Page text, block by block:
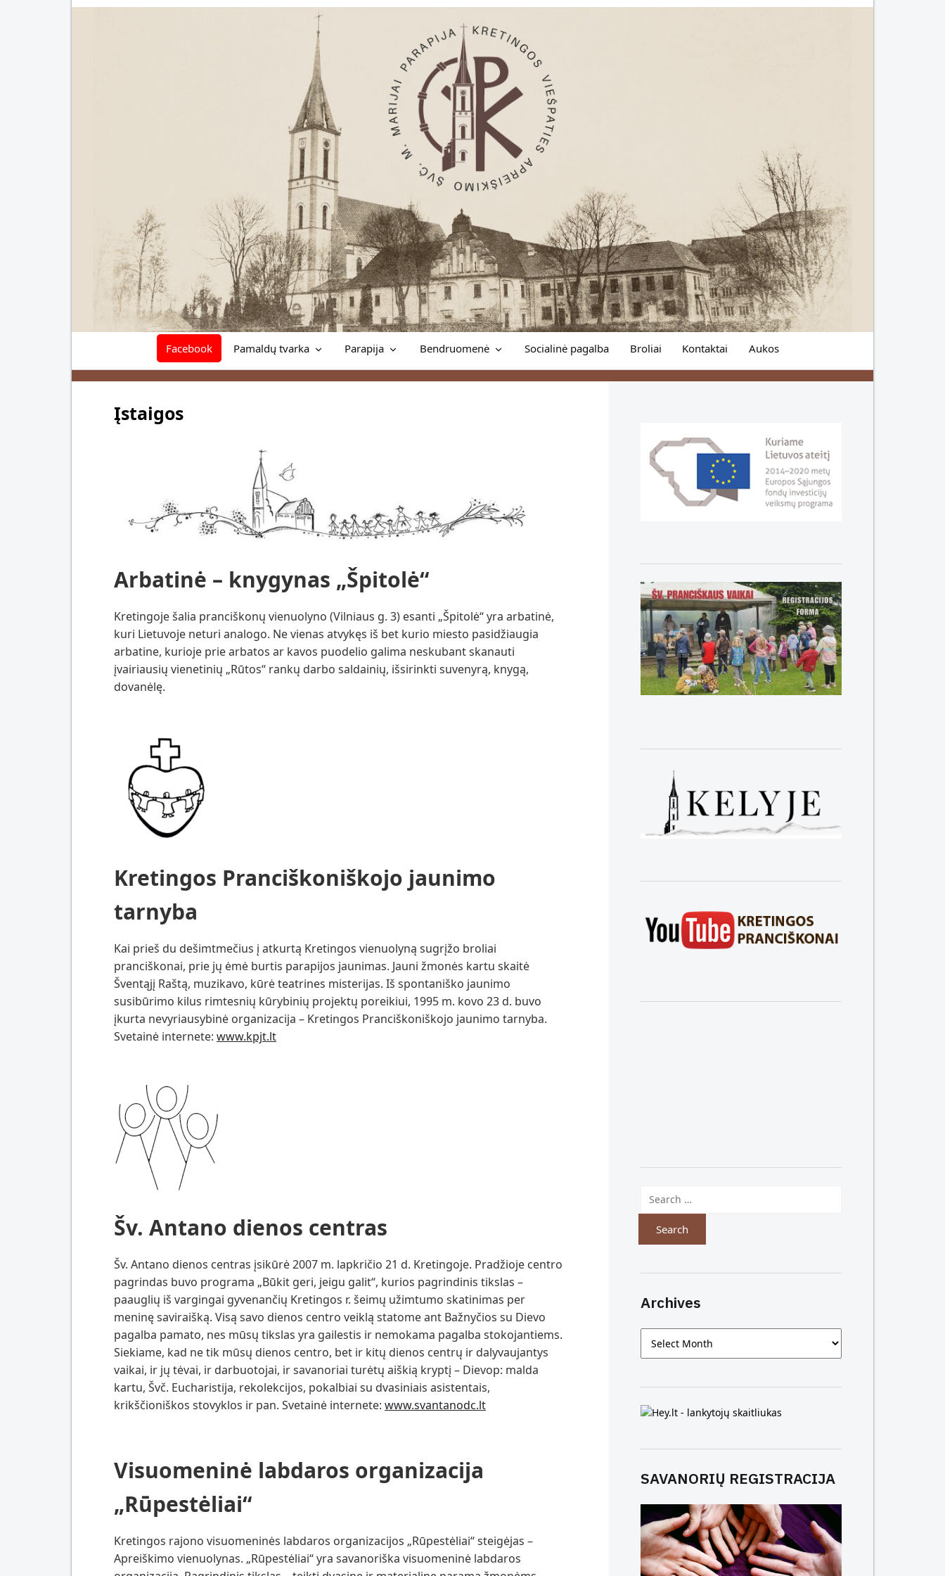
Kretingos Pranciškonai
Facebook Pamaldų tvarka Parapija Bendruomenė Socialinė pagalba Broliai Kontaktai Aukos
Įstaigos
Arbatinė – knygynas „Špitolė“
Kretingoje šalia pranciškonų vienuolyno (Vilniaus g. 3) esanti „Špitolė“ yra arbatinė,
kuri Lietuvoje neturi analogo. Ne vienas atvykęs iš bet kurio miesto pasidžiaugia
arbatine, kurioje prie arbatos ar kavos puodelio galima neskubant skanauti
įvairiausių vienetinių „Rūtos“ rankų darbo saldainių, išsirinkti suvenyrą, knygą,
dovanėlę.
Kretingos Pranciškoniškojo jaunimo
tarnyba
Kai prieš du dešimtmečius į atkurtą Kretingos vienuolyną sugrįžo broliai
pranciškonai, prie jų ėmė burtis parapijos jaunimas. Jauni žmonės kartu skaitė
Šventąjį Raštą, muzikavo, kūrė teatrines misterijas. Iš spontaniško jaunimo
susibūrimo kilus rimtesnių kūrybinių projektų poreikiui, 1995 m. kovo 23 d. buvo
įkurta nevyriausybinė organizacija – Kretingos Pranciškoniškojo jaunimo tarnyba.
Svetainė internete: www.kpjt.lt
Šv. Antano dienos centras
Šv. Antano dienos centras įsikūrė 2007 m. lapkričio 21 d. Kretingoje. Pradžioje centro
pagrindas buvo programa „Būkit geri, jeigu galit“, kurios pagrindinis tikslas –
paauglių iš vargingai gyvenančių Kretingos r. šeimų užimtumo skatinimas per
meninę saviraišką. Visą savo dienos centro veiklą statome ant Bažnyčios su Dievo
pagalba pamato, nes mūsų tikslas yra gailestis ir nemokama pagalba stokojantiems.
Siekiame, kad ne tik mūsų dienos centro, bet ir kitų dienos centrų ir dalyvaujantys
vaikai, ir jų tėvai, ir darbuotojai, ir savanoriai turėtų aiškią kryptį – Dievop: malda
kartu, Švč. Eucharistija, rekolekcijos, pokalbiai su dvasiniais asistentais,
krikščioniškos stovyklos ir pan. Svetainė internete: www.svantanodc.lt
Visuomeninė labdaros organizacija
„Rūpestėliai“
Kretingos rajono visuomeninės labdaros organizacijos „Rūpestėliai“ steigėjas –
Apreiškimo vienuolynas. „Rūpestėliai“ yra savanoriška visuomeninė labdaros
Search for:
Archives
SAVANORIŲ REGISTRACIJA